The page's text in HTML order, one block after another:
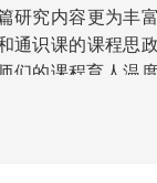
研究内容更为丰
通识课的课程思
的课程育人温